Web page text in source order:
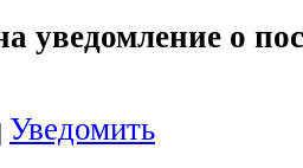
уведомление о
Уведомить